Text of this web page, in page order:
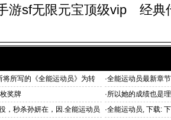
游sf无限元宝顶级vip 经典
所写的《全能运动员》为转
·全能运动员最新章
奖牌 ·所以她的成绩也是
，秒杀孙妍在，因.全能运动员
·全能运动员, 下载: